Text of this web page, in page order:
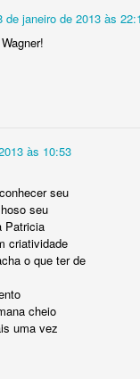
de janeiro de 2013 às
às 10:53
seu
seu
Patricia
criatividade
o que ter de
cheio
uma vez
dessa florzinha